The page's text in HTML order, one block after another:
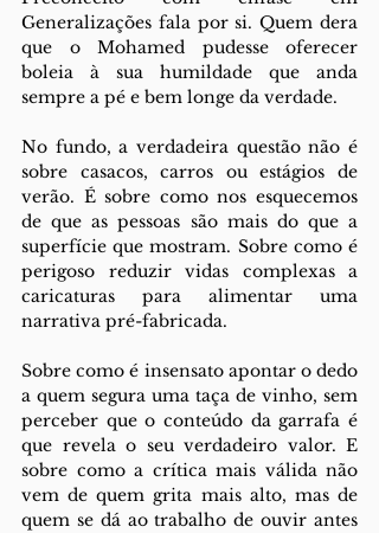
Generalizações fala por si. Quem dera
que o Mohamed pudesse oferecer
boleia à sua humildade que anda
sempre a pé e bem longe da verdade.
No fundo, a verdadeira questão não é
sobre casacos, carros ou estágios de
verão. É sobre como nos esquecemos
de que as pessoas são mais do que a
superfície que mostram. Sobre como é
perigoso reduzir vidas complexas a
caricaturas para alimentar uma
narrativa pré-fabricada.
Sobre como é insensato apontar o dedo
a quem segura uma taça de vinho, sem
perceber que o conteúdo da garrafa é
que revela o seu verdadeiro valor. E
sobre como a crítica mais válida não
vem de quem grita mais alto, mas de
quem se dá ao trabalho de ouvir antes